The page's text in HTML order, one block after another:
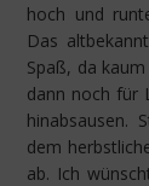
hoch und
Das
Spaß, da
dann noch für
hinabsausen.
dem
ab. Ich